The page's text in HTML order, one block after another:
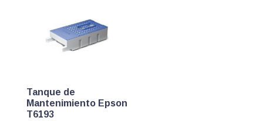
Tanque de
Mantenimiento Epson
T6193